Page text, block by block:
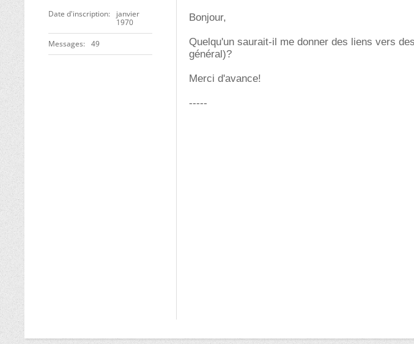
Date d'inscription
janvier
1970
Messages 49
Bonjour,
Quelqu'un saurait-il me donner des liens vers
général)?
Merci d'avance!
-----